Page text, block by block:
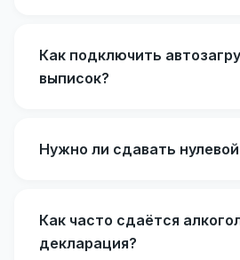
Как подключить
выписок?
Нужно ли сдавать
Как часто сдаётся
декларация?